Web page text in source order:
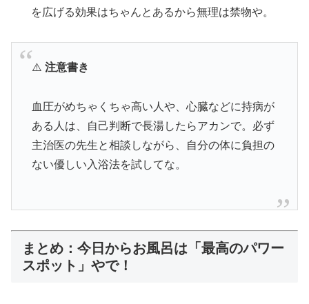
を広げる効果はちゃんとあるから無理は禁物や。
⚠️ 注意書き
血圧がめちゃくちゃ高い人や、心臓などに持病が
ある人は、自己判断で長湯したらアカンで。必ず
主治医の先生と相談しながら、自分の体に負担の
ない優しい入浴法を試してな。
まとめ：今日からお風呂は「最高のパワー
スポット」やで！